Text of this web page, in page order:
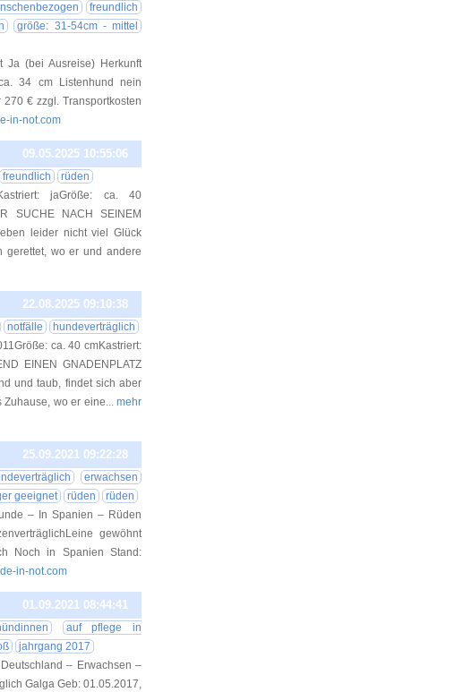
freundlich
größe: 31-54cm - mittel
Ja (bei Ausreise) Herkunft
34 cm Listenhund nein
€ zzgl. Transportkosten
in-not.com
09.05.2025 10:55:06
freundlich
rüden
jaGröße: ca. 40
SUCHE NACH SEINEM
leider nicht viel Glück
gerettet, wo er und andere
22.08.2025 09:10:38
notfälle
hundeverträglich
ca. 40 cmKastriert:
EINEN GNADENPLATZ
und taub, findet sich aber
wo er eine... mehr
25.09.2021 09:22:28
erwachsen
geeignet rüden
rüden
– In Spanien – Rüden
gewöhnt
Noch in Spanien Stand:
in-not.com
01.09.2021 08:44:41
auf pflege in
jahrgang 2017
– Erwachsen –
Galga Geb: 01.05.2017,